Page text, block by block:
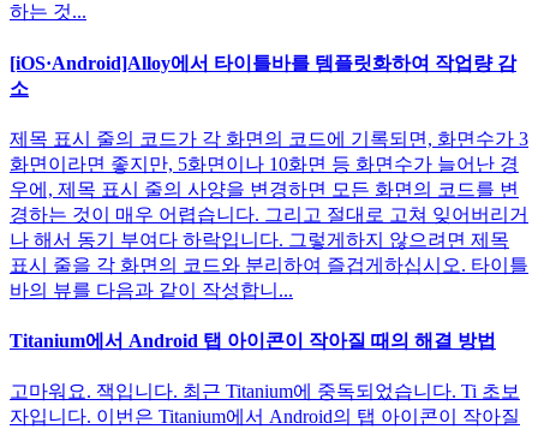
하는 것...
[iOS·Android]Alloy에서 타이틀바를 템플릿화하여 작업량 감
소
제목 표시 줄의 코드가 각 화면의 코드에 기록되면, 화면수가 3
화면이라면 좋지만, 5화면이나 10화면 등 화면수가 늘어난 경
우에, 제목 표시 줄의 사양을 변경하면 모든 화면의 코드를 변
경하는 것이 매우 어렵습니다. 그리고 절대로 고쳐 잊어버리거
나 해서 동기 부여다 하락입니다. 그렇게하지 않으려면 제목
표시 줄을 각 화면의 코드와 분리하여 즐겁게하십시오. 타이틀
바의 뷰를 다음과 같이 작성합니...
Titanium에서 Android 탭 아이콘이 작아질 때의 해결 방법
고마워요. 잭입니다. 최근 Titanium에 중독되었습니다. Ti 초보
자입니다. 이번은 Titanium에서 Android의 탭 아이콘이 작아질